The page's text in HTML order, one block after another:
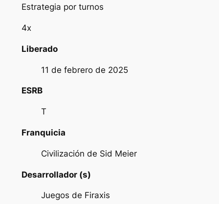
Estrategia por turnos
4x
Liberado
11 de febrero de 2025
ESRB
T
Franquicia
Civilización de Sid Meier
Desarrollador (s)
Juegos de Firaxis